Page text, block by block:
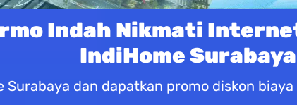
Indah Nikmati
IndiHome Surabaya
Surabaya dan dapatkan promo diskon